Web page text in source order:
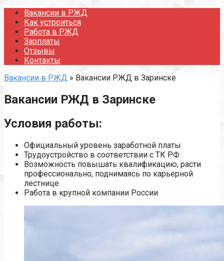
Перейти
контенту
Вакансии в РЖД
Как устроиться
Работа в РЖД
Зарплаты
Отзывы
Контакты
Вакансии в РЖД » Вакансии РЖД в Заринске
Вакансии РЖД в Заринске
Условия работы:
Официальный уровень заработной платы
Трудоустройство в соответствии с ТК РФ
Возможность повышать квалификацию, расти
профессионально, поднимаясь по карьерной
лестнице
Работа в крупной компании России